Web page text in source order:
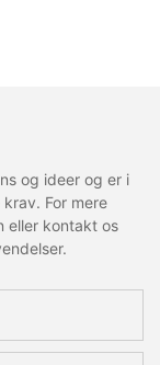
og ideer og er i
For mere
eller kontakt os